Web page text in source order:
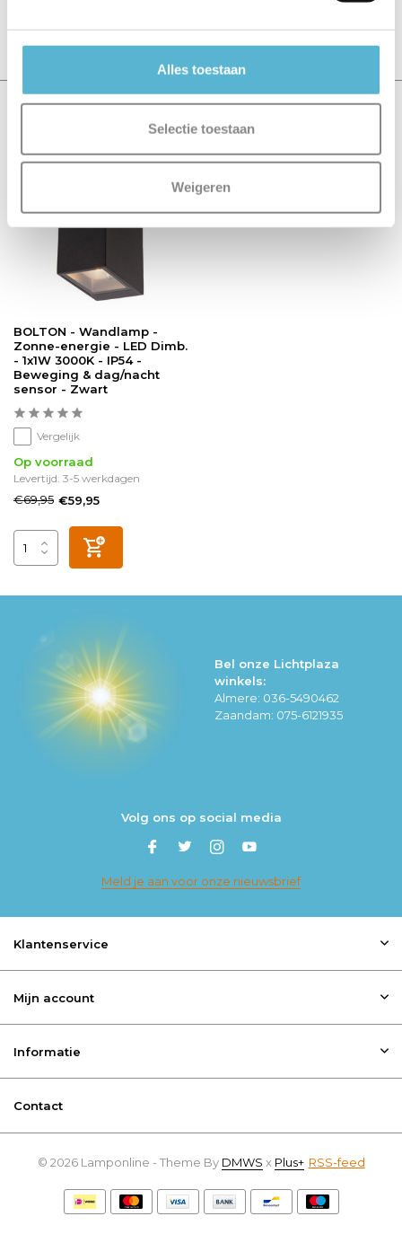
Alles toestaan
Selectie toestaan
Weigeren
Schrijf je eigen review
sale 14%
BOLTON - Wandlamp -
Zonne-energie - LED Dimb.
- 1x1W 3000K - IP54 -
Beweging & dag/nacht
sensor - Zwart
Vergelijk
Op voorraad
Levertijd: 3-5 werkdagen
€69,95 €59,95
Bel onze Lichtplaza
winkels:
Almere: 036-5490462
Zaandam: 075-6121935
Volg ons op social media
Meld je aan voor onze nieuwsbrief
Klantenservice
Mijn account
Informatie
Contact
© 2026 Lamponline - Theme By DMWS x Plus+ RSS-feed